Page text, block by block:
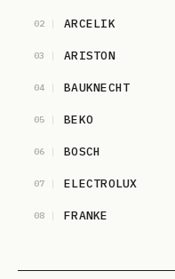
02 ARCELIK
03 ARISTON
04 BAUKNECHT
05 BEKO
06 BOSCH
07 ELECTROLUX
08 FRANKE